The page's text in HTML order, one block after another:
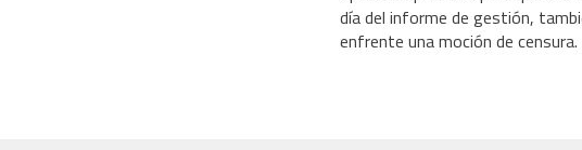
día del informe de gestión,
enfrente una moción de censura.